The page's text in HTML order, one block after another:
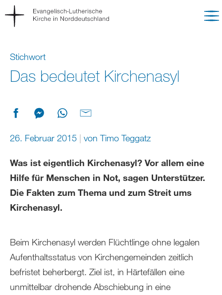
Stichwort
Das bedeutet Kirchenasyl
26. Februar 2015 vonTimo Teggatz
Was ist eigentlich Kirchenasyl? Vor allem eine
Hilfe für Menschen in Not, sagen Unterstützer.
Die Fakten zum Thema und zum Streit ums
Kirchenasyl.
Beim Kirchenasyl werden Flüchtlinge ohne legalen
Aufenthaltsstatus von Kirchengemeinden zeitlich
befristet beherbergt. Ziel ist, in Härtefällen eine
unmittelbar drohende Abschiebung in eine